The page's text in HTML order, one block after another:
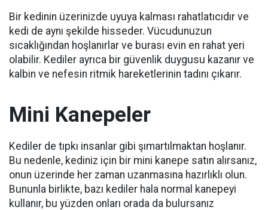
Bir kedinin üzerinizde uyuya kalması rahatlatıcıdır ve
kedi de aynı şekilde hisseder. Vücudunuzun
sıcaklığından hoşlanırlar ve burası evin en rahat yeri
olabilir. Kediler ayrıca bir güvenlik duygusu kazanır ve
kalbin ve nefesin ritmik hareketlerinin tadını çıkarır.
Mini Kanepeler
Kediler de tıpkı insanlar gibi şımartılmaktan hoşlanır.
Bu nedenle, kediniz için bir mini kanepe satın alırsanız,
onun üzerinde her zaman uzanmasına hazırlıklı olun.
Bununla birlikte, bazı kediler hala normal kanepeyi
kullanır, bu yüzden onları orada da bulursanız